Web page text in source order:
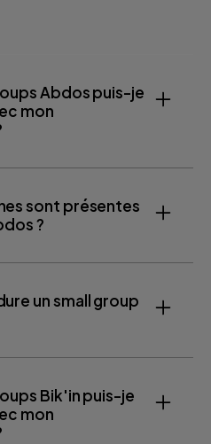
Abdos puis-je
mon
sont présentes
?
un small group
Bik'in puis-je
mon